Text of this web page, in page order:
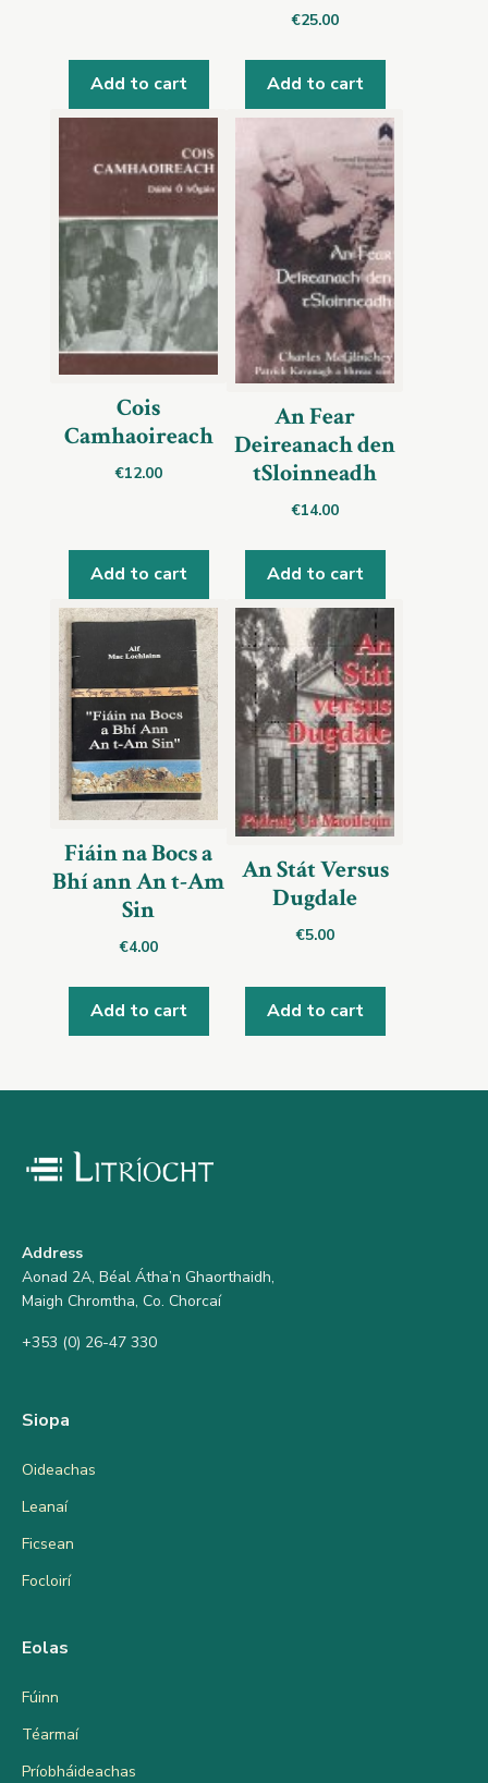
Add to cart
€25.00
Add to cart
Cois
Camhaoireach
€12.00
Add to cart
An Fear
Deireanach den
tSloinneadh
€14.00
Add to cart
Fiáin na Bocs a
Bhí ann An t-Am
Sin
€4.00
Add to cart
An Stát Versus
Dugdale
€5.00
Add to cart
Address
Aonad 2A, Béal Átha’n Ghaorthaidh,
Maigh Chromtha, Co. Chorcaí
+353 (0) 26-47 330
Siopa
Oideachas
Leanaí
Ficsean
Focloirí
Eolas
Fúinn
Téarmaí
Príobháideachas